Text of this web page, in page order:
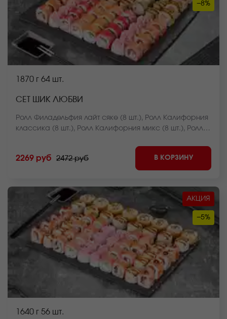
−8%
1870 г 64 шт.
СЕТ ШИК ЛЮБВИ
Ролл Филадельфия лайт сяке (8 шт.), Ролл Калифорния
классика (8 шт.), Ролл Калифорния микс (8 шт.), Ролл
шт.), Ролл Курочка в саду (8 шт.), Чесночный цезарь
ролл (8 шт.), Ролл Крабстер темпура (8 шт.). *Внешний
вид блюда может отличаться от фото на сайте.
2269 руб 2472 руб В КОРЗИНУ
АКЦИЯ
−5%
1640 г 56 шт.